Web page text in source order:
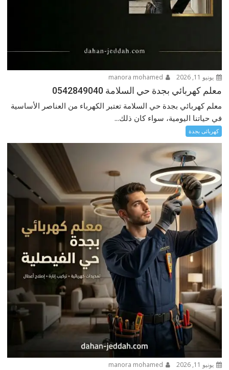
يونيو 11, 2026
معلم كهربائي بجدة حي السلامة 0542849040
معلم كهربائي بجدة حي السلامة تعتبر الكهرباء من العناصر الأساسية
في حياتنا اليومية، سواء كان ذلك...
كهربائى بجدة
يونيو 11, 2026